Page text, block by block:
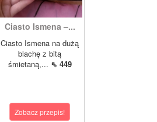
Ciasto Ismena –...
Ciasto Ismena na dużą
blachę z bitą
śmietaną,... ⇖ 449
Zobacz przepis!